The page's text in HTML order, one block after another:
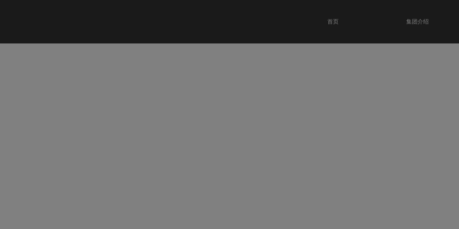
首页 集团介绍